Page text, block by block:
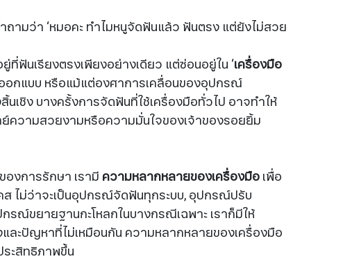
ถามว่า ‘หมอคะ ทำไมหนูจัดฟันแล้ว ฟันตรง แต่ยังไม่สวย
ที่ฟันเรียงตรงเพียงอย่างเดียว แต่ซ่อนอยู่ใน ‘เครื่องมือ
ออกแบบ หรือแม้แต่องศาการเคลื่อนของอุปกรณ์
เชิง บางครั้งการจัดฟันที่ใช้เครื่องมือทั่วไป อาจทำให้
วามสวยงามหรือความมั่นใจของเจ้าของรอยยิ้ม
องการรักษา เรามี ความหลากหลายของเครื่องมือเพื่อ
ส ไม่ว่าจะเป็นอุปกรณ์จัดฟันทุกระบบ, อุปกรณ์ปรับ
รณ์ขยายฐานกะโหลกในบางกรณีเฉพาะ เราก็มีให้
และปัญหาที่ไม่เหมือนกัน ความหลากหลายของเครื่องมือ
ะสิทธิภาพขึ้น